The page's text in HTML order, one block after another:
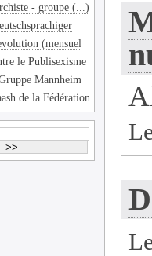
- groupe (...)
(mensuel
le Publisexisme
Mannheim
de la Fédération